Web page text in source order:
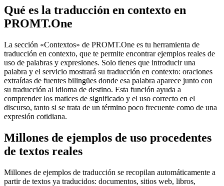
Qué es la traducción en contexto en
PROMT.One
La sección «Contextos» de PROMT.One es tu herramienta de
traducción en contexto, que te permite encontrar ejemplos reales de
uso de palabras y expresiones. Solo tienes que introducir una
palabra y el servicio mostrará su traducción en contexto: oraciones
extraídas de fuentes bilingües donde esa palabra aparece junto con
su traducción al idioma de destino. Esta función ayuda a
comprender los matices de significado y el uso correcto en el
discurso, tanto si se trata de un término poco frecuente como de una
expresión cotidiana.
Millones de ejemplos de uso procedentes
de textos reales
Millones de ejemplos de traducción se recopilan automáticamente a
partir de textos ya traducidos: documentos, sitios web, libros,